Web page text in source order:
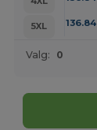
5XL
136.84
Valg: 0